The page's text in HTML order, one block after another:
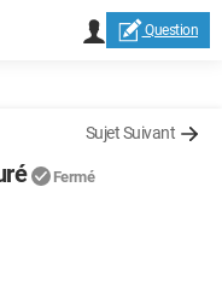
Question
Sujet Suivant
Fermé